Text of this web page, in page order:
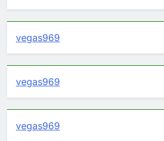
vegas969
vegas969
vegas969